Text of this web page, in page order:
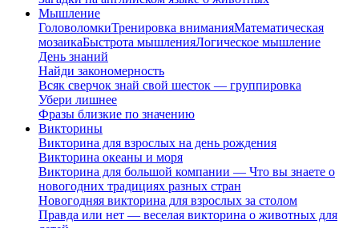
Мышление
ГоловоломкиТренировка вниманияМатематическая
мозаикаБыстрота мышленияЛогическое мышление
День знаний
Найди закономерность
Всяк сверчок знай свой шесток — группировка
Убери лишнее
Фразы близкие по значению
Викторины
Викторина для взрослых на день рождения
Викторина океаны и моря
Викторина для большой компании — Что вы знаете о
новогодних традициях разных стран
Новогодняя викторина для взрослых за столом
Правда или нет — веселая викторина о животных для